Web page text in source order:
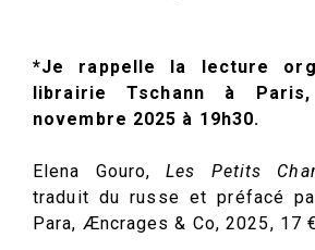
*Je rappelle la lecture
librairie Tschann à
novembre 2025 à 19h30.
Elena Gouro,Les Petits
traduit du russe et préfacé
Para, Æncrages & Co, 2025, 17